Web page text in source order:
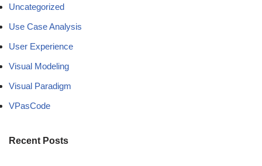
Uncategorized
Use Case Analysis
User Experience
Visual Modeling
Visual Paradigm
VPasCode
Recent Posts